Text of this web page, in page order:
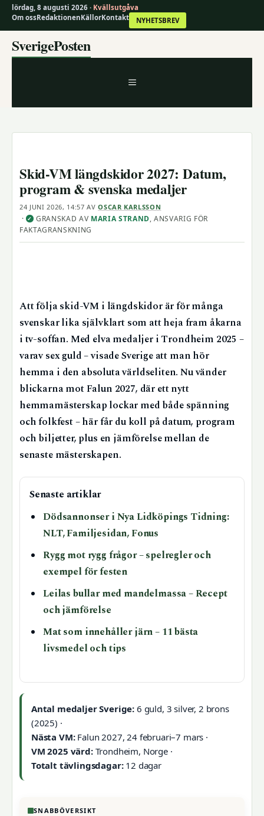
lördag, 8 augusti 2026 · Kvällsutgåva
Om ossRedaktionenKällorKontakt NYHETSBREV
SverigePosten
MENY
Skid-VM längdskidor 2027: Datum,
program & svenska medaljer
24 JUNI 2026, 14:57 AVOSCAR KARLSSON
· ✓ GRANSKAD AV MARIA STRAND, ANSVARIG FÖR
FAKTAGRANSKNING
Att följa skid-VM i längdskidor är för många
svenskar lika självklart som att heja fram åkarna
i tv-soffan. Med elva medaljer i Trondheim 2025 –
varav sex guld – visade Sverige att man hör
hemma i den absoluta världseliten. Nu vänder
blickarna mot Falun 2027, där ett nytt
hemmamästerskap lockar med både spänning
och folkfest – här får du koll på datum, program
och biljetter, plus en jämförelse mellan de
senaste mästerskapen.
Senaste artiklar
Dödsannonser i Nya Lidköpings Tidning:
NLT, Familjesidan, Fonus
Rygg mot rygg frågor – spelregler och
exempel för festen
Leilas bullar med mandelmassa – Recept
och jämförelse
Mat som innehåller järn – 11 bästa
livsmedel och tips
Antal medaljer Sverige: 6 guld, 3 silver, 2 brons
(2025) ·
Nästa VM:Falun 2027, 24 februari–7 mars ·
VM 2025 värd:Trondheim, Norge ·
Totalt tävlingsdagar:12 dagar
SNABBÖVERSIKT